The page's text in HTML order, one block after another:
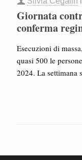
Giornata
conferma
Esecuzioni di
quasi 500 le
2024. La settimana